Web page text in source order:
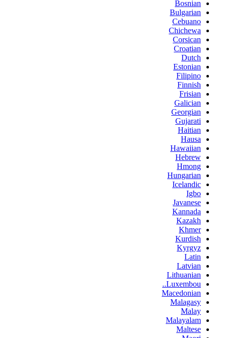
Bosnian
Bulgarian
Cebuano
Chichewa
Corsican
Croatian
Dutch
Estonian
Filipino
Finnish
Frisian
Galician
Georgian
Gujarati
Haitian
Hausa
Hawaiian
Hebrew
Hmong
Hungarian
Icelandic
Igbo
Javanese
Kannada
Kazakh
Khmer
Kurdish
Kyrgyz
Latin
Latvian
Lithuanian
Luxembou..
Macedonian
Malagasy
Malay
Malayalam
Maltese